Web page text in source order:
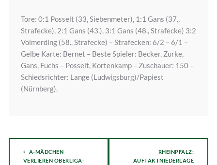
Tore: 0:1 Posselt (33, Siebenmeter), 1:1 Gans (37.,
Strafecke), 2:1 Gans (43.), 3:1 Gans (48., Strafecke) 3:2
Volmerding (58., Strafecke) – Strafecken: 6/2 – 6/1 –
Gelbe Karte: Bernet – Beste Spieler: Becker, Zurke,
Gans, Fuchs – Posselt, Kortenkamp – Zuschauer: 150 –
Schiedsrichter: Lange (Ludwigsburg)/Papiest
(Nürnberg).
A-MÄDCHEN
VERLIEREN OBERLIGA-
RHEINPFALZ:
AUFTAKTNIEDERLAGE